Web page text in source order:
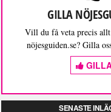
GILLA
Vill du få veta precis allt
nöjesguiden.se? Gilla
SENASTE